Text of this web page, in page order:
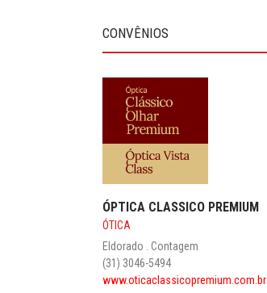
CONVÊNIOS
ÓPTICA CLASSICO PREMIUM
ÓTICA
Eldorado . Contagem
(31) 3046-5494
www.oticaclassicopremium.com.br